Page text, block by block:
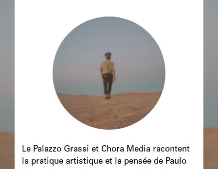
principale
Le Palazzo Grassi et Chora Media racontent
la pratique artistique et la pensée de Paulo